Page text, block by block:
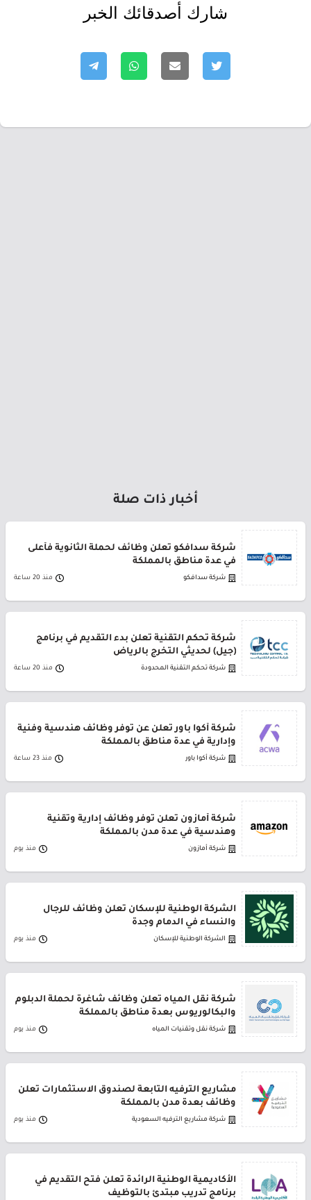
شارك أصدقائك الخبر
أخبار ذات صلة
شركة سدافكو تعلن وظائف لحملة الثانوية فأعلى
في عدة مناطق بالمملكة
شركة سدافكو منذ 20 ساعة
شركة تحكم التقنية تعلن بدء التقديم في برنامج
(جيل) لحديثي التخرج بالرياض
شركة تحكم التقنية المحدودة منذ 20 ساعة
شركة أكوا باور تعلن عن توفر وظائف هندسية وفنية
وإدارية في عدة مناطق بالمملكة
شركة أكوا باور منذ 23 ساعة
شركة أمازون تعلن توفر وظائف إدارية وتقنية
وهندسية في عدة مدن بالمملكة
شركة أمازون منذ يوم
الشركة الوطنية للإسكان تعلن وظائف للرجال
والنساء في الدمام وجدة
الشركة الوطنية للإسكان منذ يوم
شركة نقل المياه تعلن وظائف شاغرة لحملة الدبلوم
والبكالوريوس بعدة مناطق بالمملكة
شركة نقل وتقنيات المياه منذ يوم
مشاريع الترفيه التابعة لصندوق الاستثمارات تعلن
وظائف بعدة مدن بالمملكة
شركة مشاريع الترفيه السعودية منذ يوم
الأكاديمية الوطنية الرائدة تعلن فتح التقديم في
برنامج تدريب مبتدئ بالتوظيف